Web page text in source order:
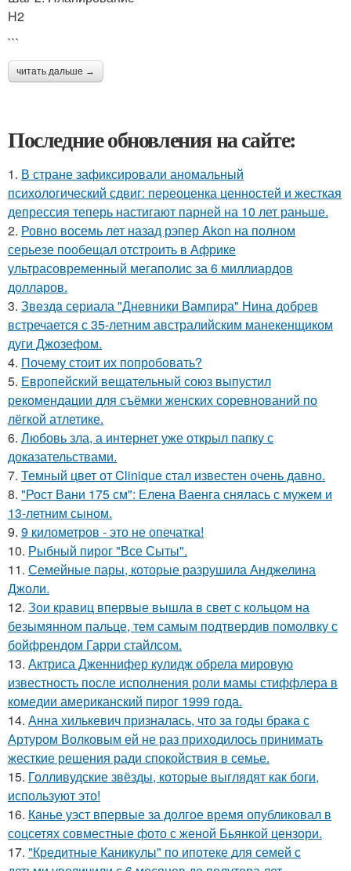
H2
```
читать дальше →
Последние обновления на сайте:
1. В стране зафиксировали аномальный
психологический сдвиг: переоценка ценностей и жесткая
депрессия теперь настигают парней на 10 лет раньше.
2. Ровно восемь лет назад рэпер Akon на полном
серьезе пообещал отстроить в Африке
ультрасовременный мегаполис за 6 миллиардов
долларов.
3. Звeздa сериала "Дневники Вампира" Нина добрев
встречается с 35-летним австралийским манекенщиком
дуги Джозефом.
4. Почему стоит их попробовать?
5. Европейский вещательный союз выпустил
рекомендации для съёмки женских соревнований по
лёгкой атлетике.
6. Любовь зла, а интернет уже открыл папку с
доказательствами.
7. Темный цвет от Clinique стал известен очень давно.
8. "Рост Вани 175 см": Елена Ваенга снялась с мужем и
13-летним сыном.
9. 9 километров - это не опечатка!
10. Рыбный пирог "Все Сыты".
11. Семейные пары, которые разрушила Анджелина
Джоли.
12. Зои кравиц впервые вышла в свет с кольцом на
безымянном пальце, тем самым подтвердив помолвку с
бойфрендом Гарри стайлсом.
13. Актриса Дженнифер кулидж обрела мировую
известность после исполнения роли мамы стиффлера в
комедии американский пирог 1999 года.
14. Анна хилькевич призналась, что за годы брака с
Артуром Волковым ей не раз приходилось принимать
жесткие решения ради спокойствия в семье.
15. Голливудские звёзды, которые выглядят как боги,
используют это!
16. Канье уэст впервые за долгое время опубликовал в
соцсетях совместные фото с женой Бьянкой цензори.
17. "Кредитные Каникулы" по ипотеке для семей с